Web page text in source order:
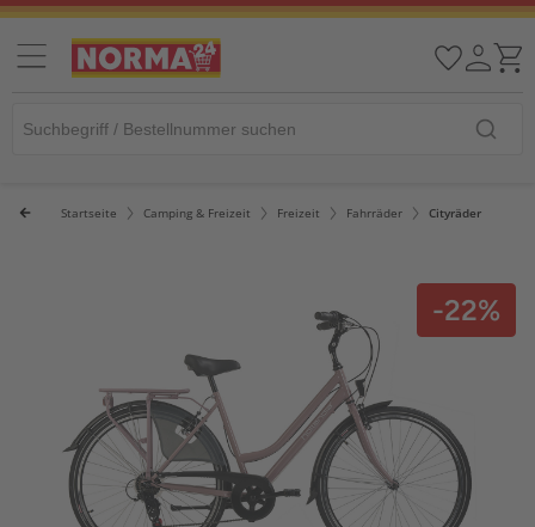
Startseite Camping & Freizeit Freizeit Fahrräder Cityräder
-22%